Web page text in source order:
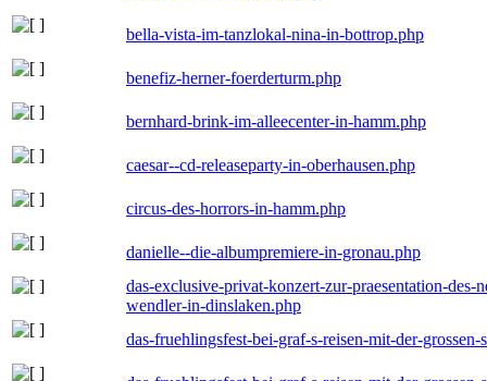
bella-vista-im-tanzlokal-nina-in-bottrop.php
benefiz-herner-foerderturm.php
bernhard-brink-im-alleecenter-in-hamm.php
caesar--cd-releaseparty-in-oberhausen.php
circus-des-horrors-in-hamm.php
danielle--die-albumpremiere-in-gronau.php
das-exclusive-privat-konzert-zur-praesentation-
wendler-in-dinslaken.php
das-fruehlingsfest-bei-graf-s-reisen-mit-der-